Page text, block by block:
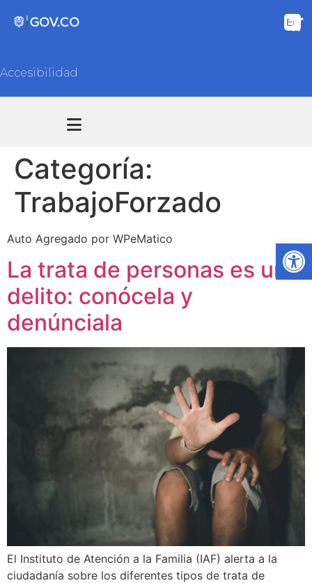
Accesibilidad
Categoría:
TrabajoForzado
Auto Agregado por WPeMatico
La trata de personas es un
delito: conócela y
denúnciala
El Instituto de Atención a la Familia (IAF) alerta a la
ciudadanía sobre los diferentes tipos de trata de